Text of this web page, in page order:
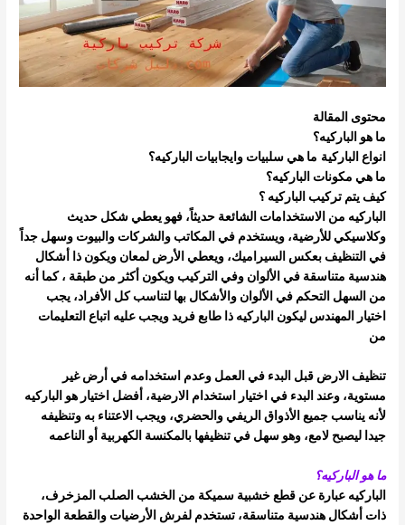
محتوى المقالة
ما هو الباركيه؟
انواع الباركية ما هي سلبيات وايجابيات الباركيه؟
ما هي مكونات الباركيه؟
كيف يتم تركيب الباركيه ؟
الباركيه من الاستخدامات الشائعة حديثاً، فهو يعطي شكل حديث
وكلاسيكي للأرضية، ويستخدم في المكاتب والشركات والبيوت وسهل جداً
في التنظيفبعكس السيراميك، ويعطي الأرض لمعان ويكون ذا أشكال
هندسية متناسقة في الألوان وفي التركيب ويكون أكثر من طبقة ،كما أنه
من السهل التحكم في الألوان والأشكال بها لتناسب كل الأفراد، يجب
اختيار المهندس ليكون الباركيه ذا طابع فريد ويجب عليه اتباع التعليمات
من
تنظيف الارض قبل البدء في العمل وعدم استخدامه في أرض غير
مستوية، وعند البدء في اختيار استخدام الارضية، أفضل اختيار هو الباركيه
لأنه يناسبجميع الأذواق الريفي والحضري، ويجب الاعتناء به وتنظيفه
جيدا ليصبح لامع، وهو سهل في تنظيفها بالمكنسة الكهربية أو الناعمه
ما هو الباركيه؟
الباركيه عبارة عن قطع خشبية سميكة من الخشب الصلب المزخرف،
ذات أشكال هندسية متناسقة، تستخدم لفرش الأرضيات والقطعة الواحدة